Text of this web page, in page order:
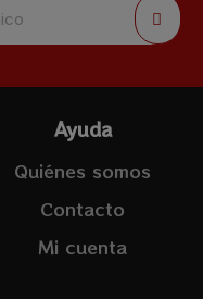
Ayuda
Quiénes somos
Contacto
Mi cuenta